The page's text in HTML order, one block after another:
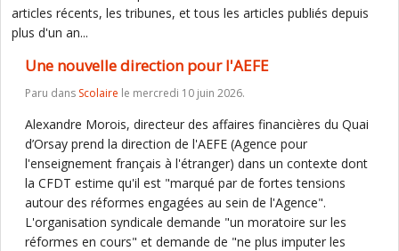
articles récents, les tribunes, et tous les articles publiés depuis
plus d'un an...
Une nouvelle direction pour l'AEFE
Paru dans Scolaire le mercredi 10 juin 2026.
Alexandre Morois, directeur des affaires financières du Quai
d’Orsay prend la direction de l'AEFE (Agence pour
l'enseignement français à l'étranger) dans un contexte dont
la CFDT estime qu'il est "marqué par de fortes tensions
autour des réformes engagées au sein de l'Agence".
L'organisation syndicale demande "un moratoire sur les
réformes en cours" et demande de "ne plus imputer les